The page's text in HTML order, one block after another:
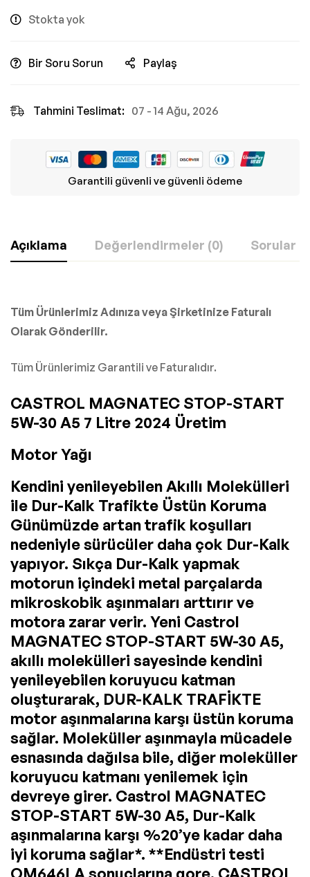
Stokta yok
Bir Soru Sorun Paylaş
Tahmini Teslimat: 07 - 14 Ağu, 2026
Garantili güvenli ve güvenli ödeme
Açıklama Değerlendirmeler (0) Sorular
Tüm Ürünlerimiz Adınıza veya Şirketinize Faturalı
Olarak Gönderilir.
Tüm Ürünlerimiz Garantili ve Faturalıdır.
CASTROL MAGNATEC STOP-START
5W-30 A5 7 Litre 2024 Üretim
Motor Yağı
Kendini yenileyebilen Akıllı Molekülleri
ile Dur-Kalk Trafikte Üstün Koruma
Günümüzde artan trafik koşulları
nedeniyle sürücüler daha çok Dur-Kalk
yapıyor. Sıkça Dur-Kalk yapmak
motorun içindeki metal parçalarda
mikroskobik aşınmaları arttırır ve
motora zarar verir. Yeni Castrol
MAGNATEC STOP-START 5W-30 A5,
akıllı molekülleri sayesinde kendini
yenileyebilen koruyucu katman
oluşturarak, DUR-KALK TRAFİKTE
motor aşınmalarına karşı üstün koruma
sağlar. Moleküller aşınmayla mücadele
esnasında dağılsa bile, diğer moleküller
koruyucu katmanı yenilemek için
devreye girer. Castrol MAGNATEC
STOP-START 5W-30 A5, Dur-Kalk
aşınmalarına karşı %20’ye kadar daha
iyi koruma sağlar*. **Endüstri testi
OM646LA sonuçlarına gore. CASTROL